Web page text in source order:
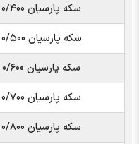
سکه پارسیان ۰/۴۰۰
سکه پارسیان ۰/۵۰۰
سکه پارسیان ۰/۶۰۰
سکه پارسیان ۰/۷۰۰
سکه پارسیان ۰/۸۰۰